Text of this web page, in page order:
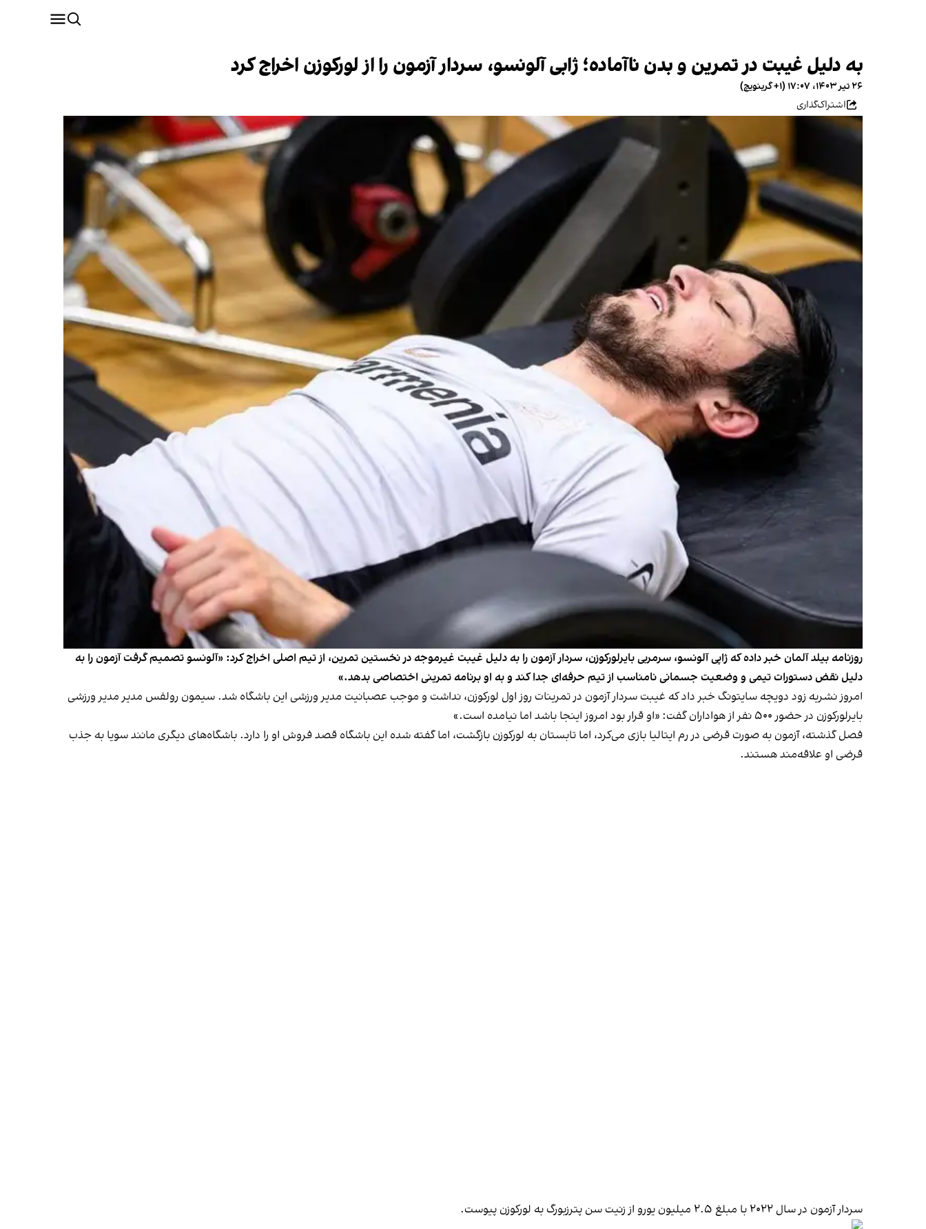
به دلیل غیبت در تمرین و بدن ناآماده؛ ژابی آلونسو، سردار آزمون را از لورکوزن اخراج کرد
۲۶ تیر ۱۴۰۳، ۱۷:۰۷ (‎+۱ گرینویچ)
اشتراک‌گذاری
روزنامه بیلد آلمان خبر داده که ژاپی آلونسو، سرمربی بایرلورکوزن، سردار آزمون را به دلیل غیبت غیرموجه در نخستین تمرین، از تیم اصلی اخراج کرد: «آلونسو تصمیم گرفت آزمون را به
دلیل نقض دستورات تیمی و وضعیت جسمانی نامناسب از تیم حرفه‌ای جدا کند و به او برنامه تمرینی اختصاصی بدهد.»
امروز نشریه زود دویچه سایتونگ خبر داد که غیبت سردار آزمون در تمرینات روز اول لورکوزن،‌ نداشت و موجب عصبانیت مدیر ورزشی این باشگاه شد. سیمون رولفس مدیر مدیر ورزشی
بایرلورکوزن در حضور ۵۰۰ نفر از هواداران گفت: «او قرار بود امروز اینجا باشد اما نیامده است.»
فصل گذشته، آزمون به صورت قرضی در رم ایتالیا بازی می‌کرد، اما تابستان به لورکوزن بازگشت، اما گفته شده این باشگاه قصد فروش او را دارد. باشگاه‌های دیگری مانند سویا به جذب
قرضی او علاقه‌مند هستند.
سردار آزمون در سال ۲۰۲۲ با مبلغ ۲.۵ میلیون یورو از زنیت سن پترزبورگ به لورکوزن پیوست.